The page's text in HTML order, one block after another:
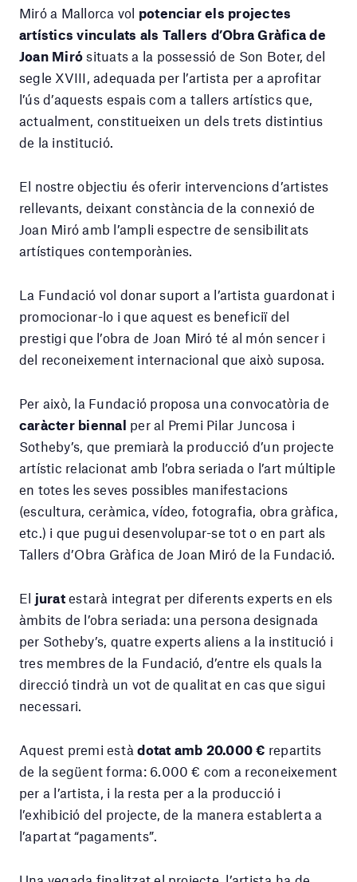
Miró a Mallorca vol potenciar els projectes
artístics vinculats als Tallers d’Obra Gràfica de
Joan Miró situats a la possessió de Son Boter, del
segle XVIII, adequada per l’artista per a aprofitar
l’ús d’aquests espais com a tallers artístics que,
actualment, constitueixen un dels trets distintius
de la institució.
El nostre objectiu és oferir intervencions d’artistes
rellevants, deixant constància de la connexió de
Joan Miró amb l’ampli espectre de sensibilitats
artístiques contemporànies.
La Fundació vol donar suport a l’artista guardonat i
promocionar-lo i que aquest es beneficiï del
prestigi que l’obra de Joan Miró té al món sencer i
del reconeixement internacional que això suposa.
Per això, la Fundació proposa una convocatòria de
caràcter biennal per al Premi Pilar Juncosa i
Sotheby’s, que premiarà la producció d’un projecte
artístic relacionat amb l’obra seriada o l’art múltiple
en totes les seves possibles manifestacions
(escultura, ceràmica, vídeo, fotografia, obra gràfica,
etc.) i que pugui desenvolupar-se tot o en part als
Tallers d’Obra Gràfica de Joan Miró de la Fundació.
El juratestarà integrat per diferents experts en els
àmbits de l’obra seriada: una persona designada
per Sotheby’s, quatre experts aliens a la institució i
tres membres de la Fundació, d’entre els quals la
direcció tindrà un vot de qualitat en cas que sigui
necessari.
Aquest premi estàdotat amb 20.000 € repartits
de la següent forma: 6.000 € com a reconeixement
per a l’artista, i la resta per a la producció i
l’exhibició del projecte, de la manera establerta a
l’apartat “pagaments”.